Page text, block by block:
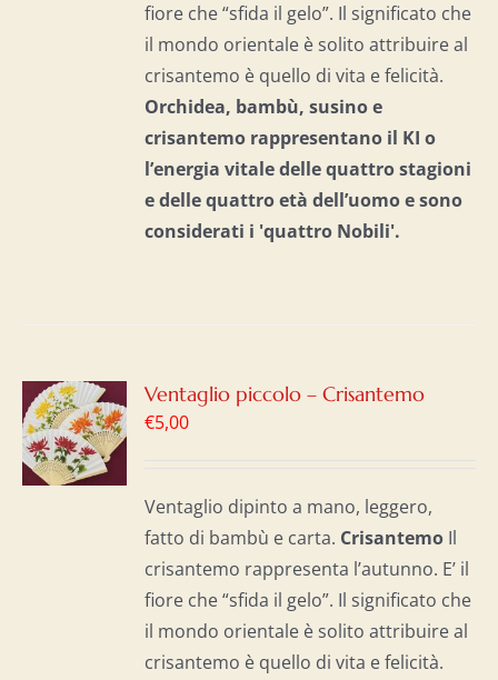
fiore che “sfida il gelo”. Il significato che
il mondo orientale è solito attribuire al
crisantemo è quello di vita e felicità.
Orchidea, bambù, susino e
crisantemo rappresentano il KI o
l’energia vitale delle quattro stagioni
e delle quattro età dell’uomo esono
considerati i 'quattro Nobili'.
Ventaglio piccolo – Crisantemo
€5,00
Ventaglio dipinto a mano, leggero,
fatto di bambù e carta. Crisantemo Il
crisantemo rappresenta l’autunno. E’ il
fiore che “sfida il gelo”. Il significato che
il mondo orientale è solito attribuire al
crisantemo è quello di vita e felicità.